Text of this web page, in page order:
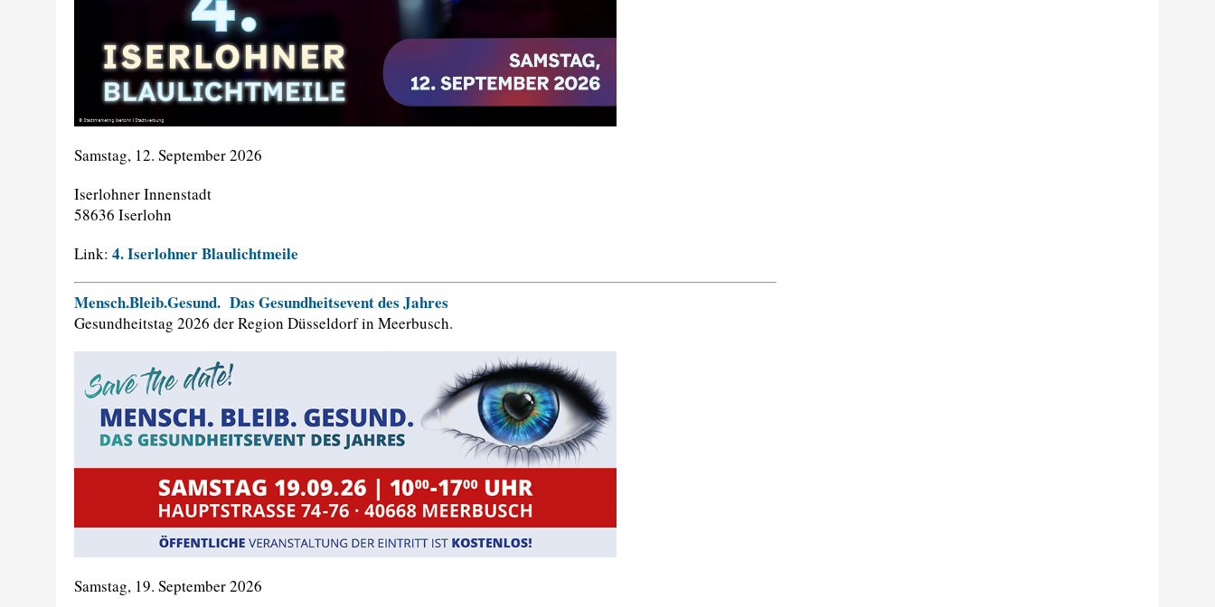
Samstag, 12. September 2026
Iserlohner Innenstadt
58636 Iserlohn
Link: 4. Iserlohner Blaulichtmeile
Mensch.Bleib.Gesund. Das Gesundheitsevent des Jahres
Gesundheitstag 2026 der Region Düsseldorf in Meerbusch.
Samstag, 19. September 2026